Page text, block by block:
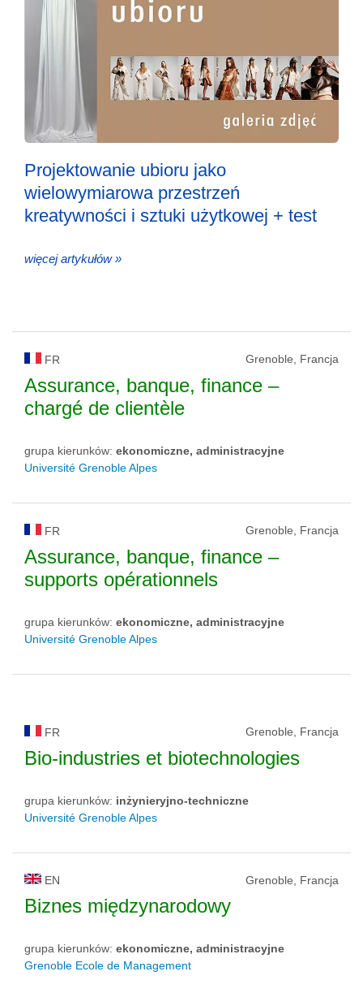
Projektowanie ubioru jako
wielowymiarowa przestrzeń
kreatywności i sztuki użytkowej + test
więcej artykułów »
FR Grenoble, Francja
Assurance, banque, finance –
chargé de clientèle
grupa kierunków: ekonomiczne, administracyjne
Université Grenoble Alpes
FR Grenoble, Francja
Assurance, banque, finance –
supports opérationnels
grupa kierunków: ekonomiczne, administracyjne
Université Grenoble Alpes
FR Grenoble, Francja
Bio-industries et biotechnologies
grupa kierunków: inżynieryjno-techniczne
Université Grenoble Alpes
EN Grenoble, Francja
Biznes międzynarodowy
grupa kierunków: ekonomiczne, administracyjne
Grenoble Ecole de Management